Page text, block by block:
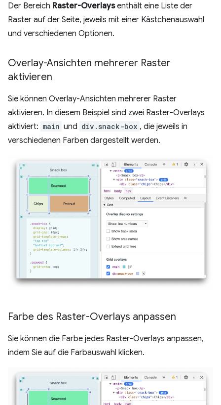
Der Bereich Raster-Overlaysenthält eine Liste der
Raster auf der Seite, jeweils mit einer Kästchenauswahl
und verschiedenen Optionen.
Overlay-Ansichten mehrerer Raster
aktivieren
Sie können Overlay-Ansichten mehrerer Raster
aktivieren. In diesem Beispiel sind zwei Raster-Overlays
aktiviert: main und div.snack-box , die jeweils in
verschiedenen Farben dargestellt werden.
Farbe des Raster-Overlays anpassen
Sie können die Farbe jedes Raster-Overlays anpassen,
indem Sie auf die Farbauswahl klicken.